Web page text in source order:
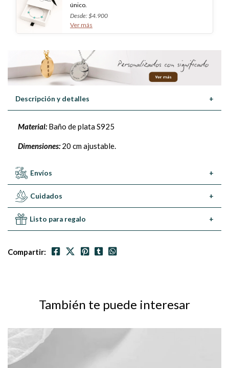
único.
Desde: $4.900
Ver más
Descripción y detalles +
Material:Baño de plata S925
Dimensiones:20 cm ajustable.
Envíos +
Cuidados +
Listo para regalo +
Compartir:
También te puede interesar